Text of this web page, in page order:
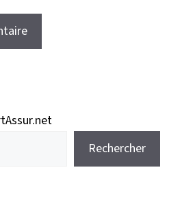
Rechercher